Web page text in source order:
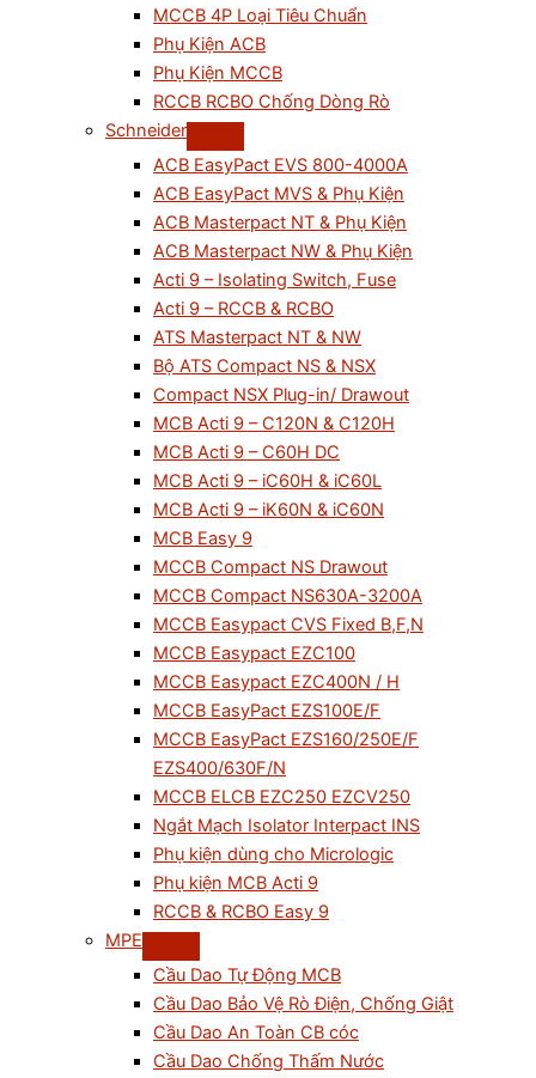
MCCB 4P Loại Tiêu Chuẩn
Phụ Kiện ACB
Phụ Kiện MCCB
RCCB RCBO Chống Dòng Rò
Schneider
ACB EasyPact EVS 800-4000A
ACB EasyPact MVS & Phụ Kiện
ACB Masterpact NT & Phụ Kiện
ACB Masterpact NW & Phụ Kiện
Acti 9 – Isolating Switch, Fuse
Acti 9 – RCCB & RCBO
ATS Masterpact NT & NW
Bộ ATS Compact NS & NSX
Compact NSX Plug-in/ Drawout
MCB Acti 9 – C120N & C120H
MCB Acti 9 – C60H DC
MCB Acti 9 – iC60H & iC60L
MCB Acti 9 – iK60N & iC60N
MCB Easy 9
MCCB Compact NS Drawout
MCCB Compact NS630A-3200A
MCCB Easypact CVS Fixed B,F,N
MCCB Easypact EZC100
MCCB Easypact EZC400N / H
MCCB EasyPact EZS100E/F
MCCB EasyPact EZS160/250E/F
EZS400/630F/N
MCCB ELCB EZC250 EZCV250
Ngắt Mạch Isolator Interpact INS
Phụ kiện dùng cho Micrologic
Phụ kiện MCB Acti 9
RCCB & RCBO Easy 9
MPE
Cầu Dao Tự Động MCB
Cầu Dao Bảo Vệ Rò Điện, Chống Giật
Cầu Dao An Toàn CB cóc
Cầu Dao Chống Thấm Nước